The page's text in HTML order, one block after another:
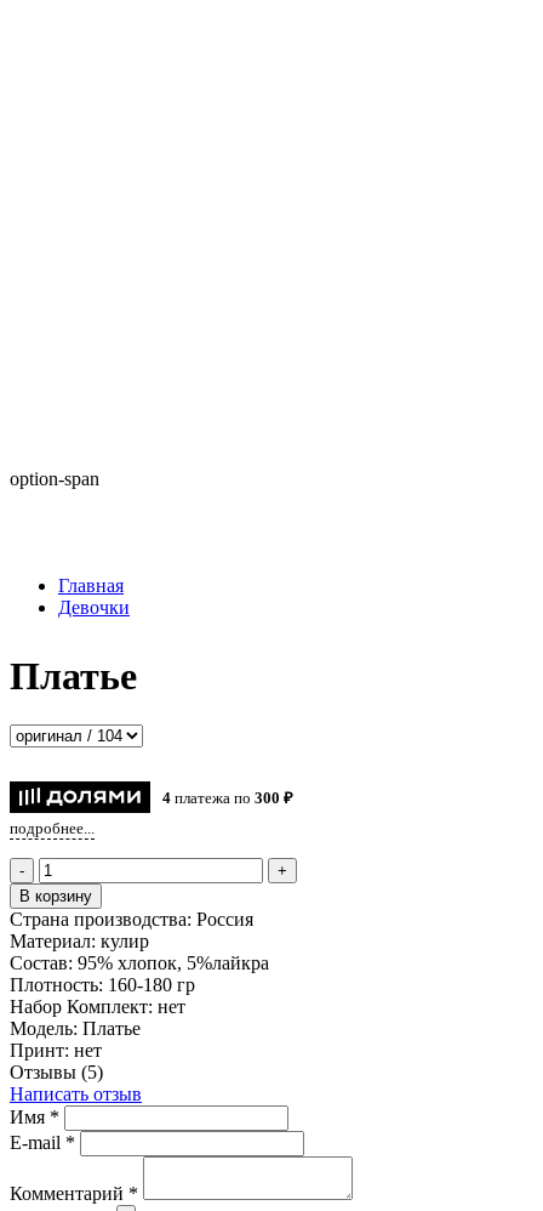
option-span
Главная
Девочки
Платье
4 платежа по 300 ₽
подробнее...
-
+
В корзину
Страна производства: Россия
Материал: кулир
Состав: 95% хлопок, 5%лайкра
Плотность: 160-180 гр
Набор Комплект: нет
Модель: Платье
Принт: нет
Отзывы (5)
Написать отзыв
Имя *
E-mail *
Комментарий *